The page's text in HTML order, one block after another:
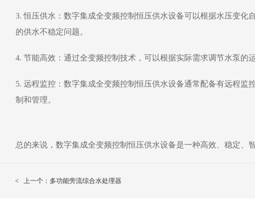
3. 恒压供水：数字集成全变频控制恒压供水设备可以根据水压变
的供水不稳定问题。
4. 节能高效：通过全变频控制技术，可以根据实际需求调节水泵的
5. 远程监控：数字集成全变频控制恒压供水设备通常配备有远程
制和管理。
总的来说，数字集成全变频控制恒压供水设备是一种高效、稳定、
< 上一个：多功能旁流综合水处理器